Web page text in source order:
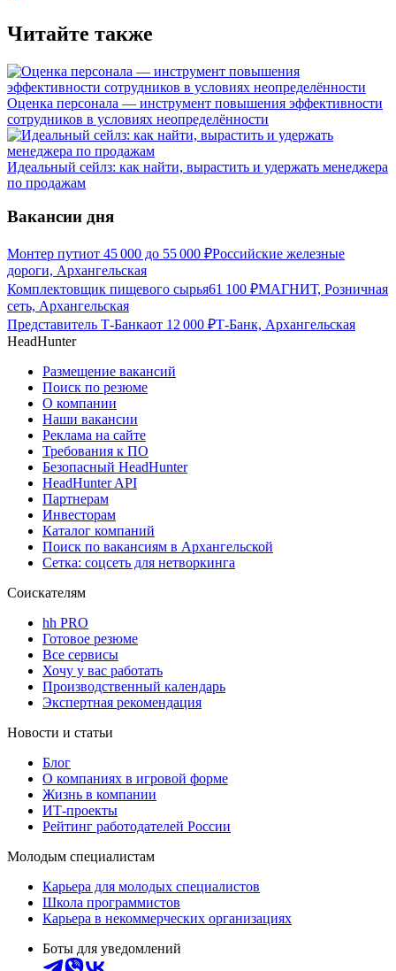
Читайте также
Оценка персонала — инструмент повышения эффективности
сотрудников в условиях неопределённости
Идеальный сейлз: как найти, вырастить и удержать менеджера
по продажам
Вакансии дня
Монтер путиот 45 000 до 55 000 ₽Российские железные
дороги, Архангельская
Комплектовщик пищевого сырья61 100 ₽МАГНИТ, Розничная
сеть, Архангельская
Представитель Т-Банкаот 12 000 ₽Т-Банк, Архангельская
HeadHunter
Размещение вакансий
Поиск по резюме
О компании
Наши вакансии
Реклама на сайте
Требования к ПО
Безопасный HeadHunter
HeadHunter API
Партнерам
Инвесторам
Каталог компаний
Поиск по вакансиям в Архангельской
Сетка: соцсеть для нетворкинга
Соискателям
hh PRO
Готовое резюме
Все сервисы
Хочу у вас работать
Производственный календарь
Экспертная рекомендация
Новости и статьи
Блог
О компаниях в игровой форме
Жизнь в компании
ИТ-проекты
Рейтинг работодателей России
Молодым специалистам
Карьера для молодых специалистов
Школа программистов
Карьера в некоммерческих организациях
Боты для уведомлений